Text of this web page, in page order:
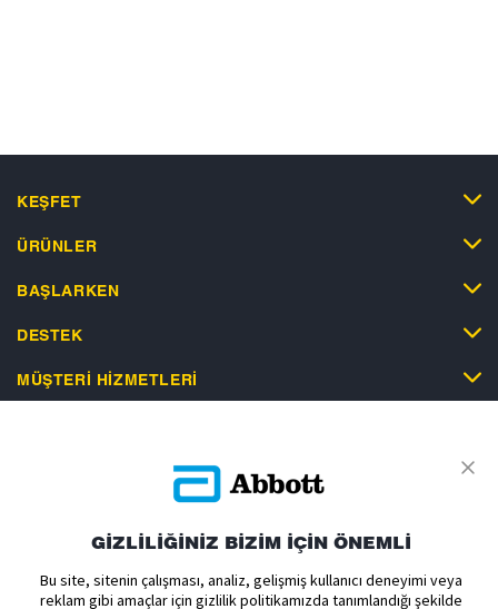
KEŞFET
ÜRÜNLER
BAŞLARKEN
DESTEK
MÜŞTERI HIZMETLERI
Açık Rıza Metni Yurtdışı
Çerez Tercihleri
GİZLİLİĞİNİZ BİZİM İÇİN ÖNEMLİ
Bu site, sitenin çalışması, analiz, gelişmiş kullanıcı deneyimi veya
reklam gibi amaçlar için gizlilik politikamızda tanımlandığı şekilde